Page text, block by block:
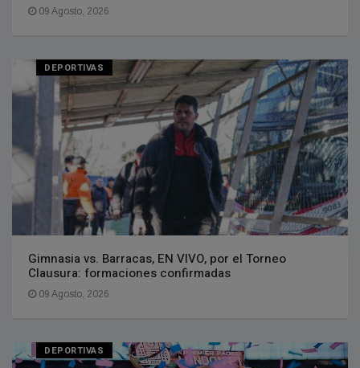
09 Agosto, 2026
DEPORTIVAS
Gimnasia vs. Barracas, EN VIVO, por el Torneo
Clausura: formaciones confirmadas
09 Agosto, 2026
DEPORTIVAS